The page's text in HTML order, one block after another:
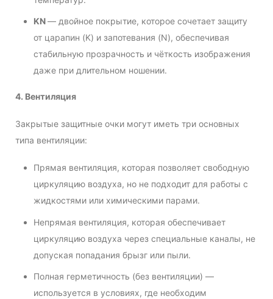
KN— двойное покрытие, которое сочетает защиту
от царапин (K) и запотевания (N), обеспечивая
стабильную прозрачность и чёткость изображения
даже при длительном ношении.
4. Вентиляция
Закрытые защитные очки могут иметь три основных
типа вентиляции:
Прямая вентиляция, которая позволяет свободную
циркуляцию воздуха, но не подходит для работы с
жидкостями или химическими парами.
Непрямая вентиляция, которая обеспечивает
циркуляцию воздуха через специальные каналы, не
допуская попадания брызг или пыли.
Полная герметичность (без вентиляции) —
используется в условиях, где необходим